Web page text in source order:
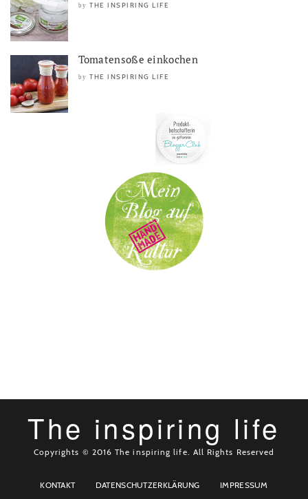
by THE INSPIRING LIFE
Tomatensoße einkochen
by THE INSPIRING LIFE
The inspiring life
Copyrights © 2016 The inspiring life. All Rights Reserved
KONTAKT DATENSCHUTZERKLÄRUNG IMPRESSUM